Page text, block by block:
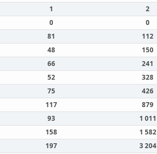
1 2
0 0
81 112
48 150
66 241
52 328
75 426
117 879
93 1 011
158 1 582
197 3 204